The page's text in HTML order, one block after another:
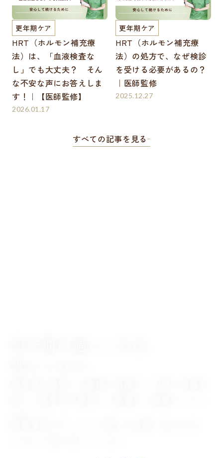
更年期ケア
HRT（ホルモン補充療
法）は、「血液検査な
し」でも大丈夫？ そん
な不安な声にお答えしま
す！｜【医師監修】
2026.01.17
更年期ケア
HRT（ホルモン補充療
法）の処方で、なぜ検診
を受ける必要があるの？
｜医師監修
2025.12.27
すべての記事を見る